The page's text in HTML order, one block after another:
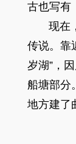
古也写有
现在，
传说。靠
岁湖”，
船塘部分
地方建了